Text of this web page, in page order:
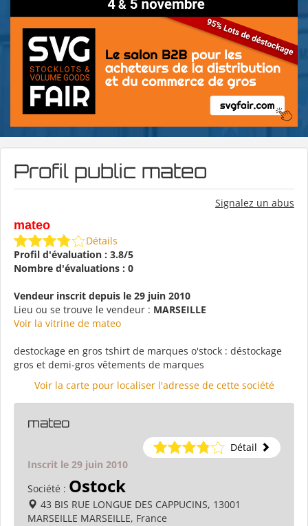
Profil public mateo
Signalez un abus
mateo
Détails
Profil d'évaluation : 3.8/5
Nombre d'évaluations : 0
Vendeur inscrit depuis le 29 juin 2010
Lieu ou se trouve le vendeur : MARSEILLE
Voir la vitrine de mateo
destockage en gros tshirt de marques o'stock : déstockage
gros et demi-gros vêtements de marques
Voir la carte pour localiser l'adresse de cette société
mateo
Détail
Inscrit le 29 juin 2010
Société : Ostock
43 BIS RUE LONGUE DES CAPPUCINS, 13001
MARSEILLE MARSEILLE, France